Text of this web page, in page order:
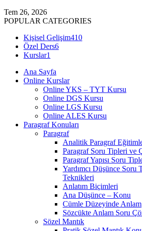
Tem 26, 2026
POPULAR CATEGORIES
Kişisel Gelişim410
Özel Ders6
Kurslar1
Ana Sayfa
Online Kurslar
Online YKS – TYT Kursu
Online DGS Kursu
Online LGS Kursu
Online ALES Kursu
Paragraf Konuları
Paragraf
Analitik Paragraf
Paragraf Soru Tipleri ve
Paragraf Yapısı Soru
Yardımcı Düşünce Soru
Teknikleri
Anlatım Biçimleri
Ana Düşünce – Konu
Cümle Düzeyinde Anlam
Sözcükte Anlam Soru
Sözel Mantık